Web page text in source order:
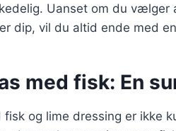
Uanset om du
dip, vil du altid ende med
med fisk: En
fisk og lime dressing er ikke